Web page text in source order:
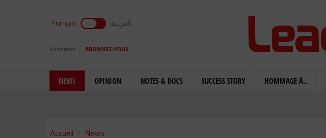
Français العربية
Newsletter ABONNEZ-VOUS
NEWS OPINION NOTES & DOCS SUCCESS STORY HOMMAGE À..
Accueil News